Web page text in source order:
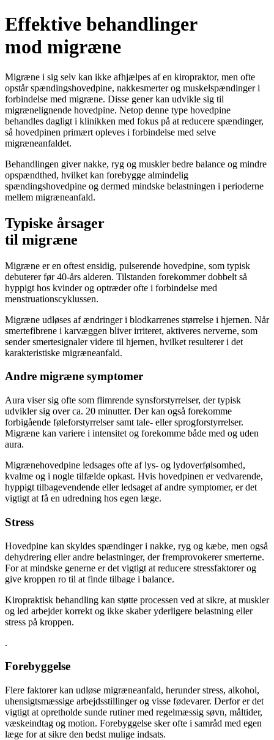
Effektive behandlinger
mod migræne
Migræne i sig selv kan ikke afhjælpes af en kiropraktor, men ofte
opstår spændingshovedpine, nakkesmerter og muskelspændinger i
forbindelse med migræne. Disse gener kan udvikle sig til
migrænelignende hovedpine. Netop denne type hovedpine
behandles dagligt i klinikken med fokus på at reducere spændinger,
så hovedpinen primært opleves i forbindelse med selve
migræneanfaldet.
Behandlingen giver nakke, ryg og muskler bedre balance og mindre
opspændthed, hvilket kan forebygge almindelig
spændingshovedpine og dermed mindske belastningen i perioderne
mellem migræneanfald.
Typiske årsager
til migræne
Migræne er en oftest ensidig, pulserende hovedpine, som typisk
debuterer før 40-års alderen. Tilstanden forekommer dobbelt så
hyppigt hos kvinder og optræder ofte i forbindelse med
menstruationscyklussen.
Migræne udløses af ændringer i blodkarrenes størrelse i hjernen. Når
smertefibrene i karvæggen bliver irriteret, aktiveres nerverne, som
sender smertesignaler videre til hjernen, hvilket resulterer i det
karakteristiske migræneanfald.
Andre migræne symptomer
Aura viser sig ofte som flimrende synsforstyrrelser, der typisk
udvikler sig over ca. 20 minutter. Der kan også forekomme
forbigående føleforstyrrelser samt tale- eller sprogforstyrrelser.
Migræne kan variere i intensitet og forekomme både med og uden
aura.
Migrænehovedpine ledsages ofte af lys- og lydoverfølsomhed,
kvalme og i nogle tilfælde opkast. Hvis hovedpinen er vedvarende,
hyppigt tilbagevendende eller ledsaget af andre symptomer, er det
vigtigt at få en udredning hos egen læge.
Stress
Hovedpine kan skyldes spændinger i nakke, ryg og kæbe, men også
dehydrering eller andre belastninger, der fremprovokerer smerterne.
For at mindske generne er det vigtigt at reducere stressfaktorer og
give kroppen ro til at finde tilbage i balance.
Kiropraktisk behandling kan støtte processen ved at sikre, at muskler
og led arbejder korrekt og ikke skaber yderligere belastning eller
stress på kroppen.
.
Forebyggelse
Flere faktorer kan udløse migræneanfald, herunder stress, alkohol,
uhensigtsmæssige arbejdsstillinger og visse fødevarer. Derfor er det
vigtigt at opretholde sunde rutiner med regelmæssig søvn, måltider,
væskeindtag og motion. Forebyggelse sker ofte i samråd med egen
læge for at sikre den bedst mulige indsats.